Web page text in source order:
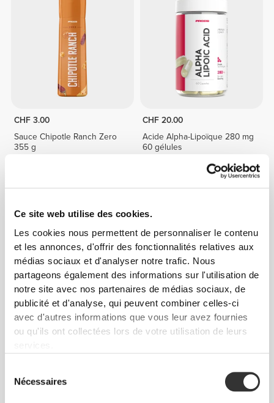
Ce site web utilise des cookies.
Les cookies nous permettent de personnaliser le contenu
et les annonces, d'offrir des fonctionnalités relatives aux
médias sociaux et d'analyser notre trafic. Nous
partageons également des informations sur l'utilisation de
notre site avec nos partenaires de médias sociaux, de
publicité et d'analyse, qui peuvent combiner celles-ci
avec d'autres informations que vous leur avez fournies
ou qu'ils ont collectées lors de votre utilisation de leurs
Nécessaires
CHF 3.00
Sauce Chipotle Ranch Zero
355 g
CHF 20.00
Acide Alpha-Lipoïque 280 mg
60 gélules
CHF 2.70 CHF 3.00
10%
Sirop Pomme-Cannelle Zero
355 g
CHF 10.90
Racine de Pissenlit 1500 mg
90 gélules